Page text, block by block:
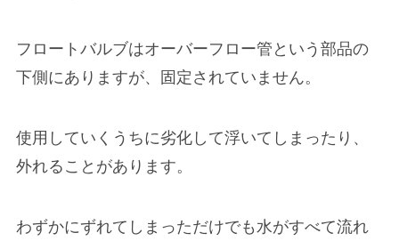
フロートバルブはオーバーフロー管という部品の
下側にありますが、 固定されていません。
使用していくうちに劣化して浮いてしまったり、
外れることがあります。
わずかにずれてしまっただけでも水がすべて流れ